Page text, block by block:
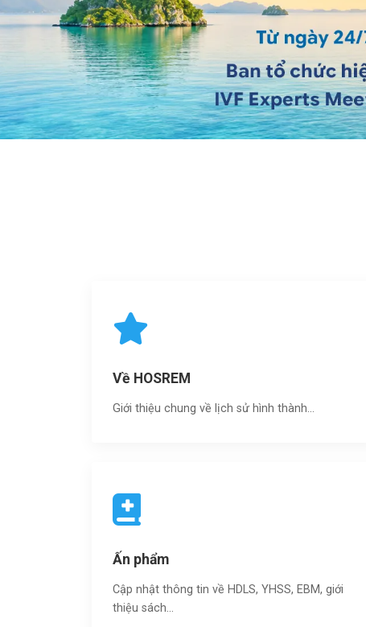
Về HOSREM
Giới thiệu chung về lịch sử hình thành...
Ấn phẩm
Cập nhật thông tin về HDLS, YHSS, EBM, giới
thiệu sách…